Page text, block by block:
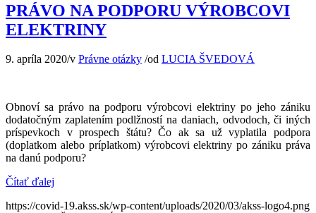
PRÁVO NA PODPORU VÝROBCOVI
ELEKTRINY
9. apríla 2020/v Právne otázky /od LUCIA ŠVEDOVÁ
Obnoví sa právo na podporu výrobcovi elektriny po jeho zániku
dodatočným zaplatením podlžností na daniach, odvodoch, či iných
príspevkoch v prospech štátu? Čo ak sa už vyplatila podpora
(doplatkom alebo príplatkom) výrobcovi elektriny po zániku práva
na danú podporu?
Čítať ďalej
https://covid-19.akss.sk/wp-content/uploads/2020/03/akss-logo4.png